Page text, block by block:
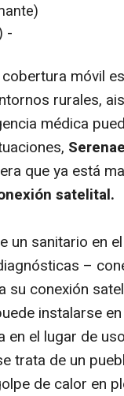
-
móvil
rurales,
médica
que ya está
satelital.
un sanitario en
–
conexión
instalarse
el lugar de
trata de un
de calor en